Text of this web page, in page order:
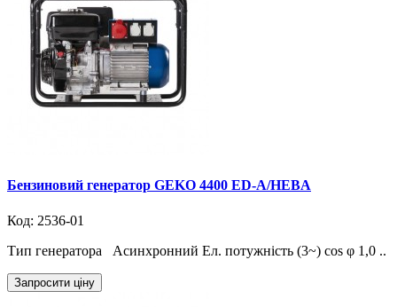
Бензиновий генератор GEKO 4400 ED-A/HEBA
Код: 2536-01
Тип генератора Асинхронний Ел. потужність (3~) cos φ 1,0 ..
Запросити ціну